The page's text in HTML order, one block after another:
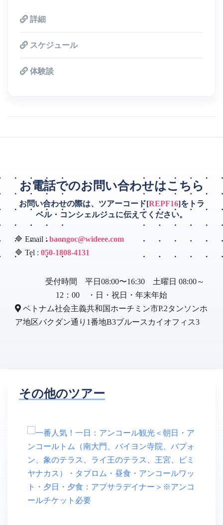
詳細
スケジュール
体験談
お電話でのお問い合わせはこちら
お問い合わせの際は、ツアーコード[REPF16]をトラ
ベル・コンシェルジュに伝えてください。
🔷 Email :baongoc@wideee.com
🔷 Tel : 050-1808-4131
受付時間 平日08:00〜16:30 土曜日 08:00～
12：00 ・日・祝日・年末年始
ベトナム社会主義共和国ホーチミン市P.2タンソンホ
ア地区バクダン通り1番地B3ブルースカイオフィス3
その他のツアー